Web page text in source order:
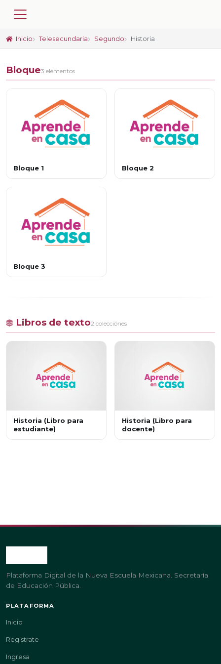
Inicio Telesecundaria Segundo Historia
Bloque3 elementos
Bloque 1 Bloque 2
Bloque 3
Libros de texto2 colecciónes
Historia (Libro para
estudiante)
Historia (Libro para
docente)
Plataforma Digital de la Nueva Escuela Mexicana. Secretaría
de Educación Pública.
PLATAFORMA
Inicio
Regístrate
Ingresa